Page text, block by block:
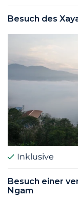
Besuch des
Inklusive
Besuch einer
Ngam